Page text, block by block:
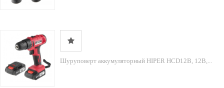
Шуруповерт аккумуляторный HIPER HCD12В, 12В,...